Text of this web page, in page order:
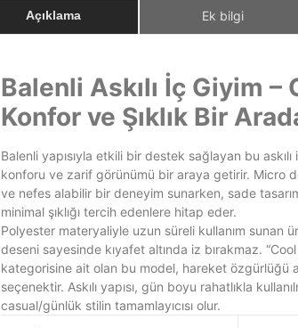
Açıklama Ek bilgi
Balenli Askılı İç Giyim –
Konfor ve Şıklık Bir
Balenli yapısıyla etkili bir destek sağlayan bu
konforu ve zarif görünümü bir araya getirir. Micro
ve nefes alabilir bir deneyim sunarken, sade
minimal şıklığı tercih edenlere hitap eder.
Polyester materyaliyle uzun süreli kullanım sunan
deseni sayesinde kıyafet altında iz bırakmaz.
kategorisine ait olan bu model, hareket özgürlüğü
seçenektir. Askılı yapısı, gün boyu rahatlıkla
casual/günlük stilin tamamlayıcısı olur.